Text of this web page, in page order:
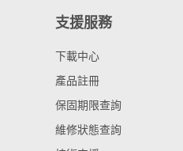
支援服務
下載中心
產品註冊
保固期限查詢
維修狀態查詢